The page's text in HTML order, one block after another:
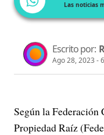
Las noticias
Escrito por:
Ago 28, 2023 -
Según la Federación
Propiedad Raíz